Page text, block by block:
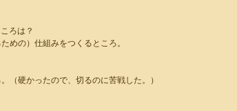
ろは？
めの）仕組みをつくるところ。
（硬かったので、切るのに苦戦した。）